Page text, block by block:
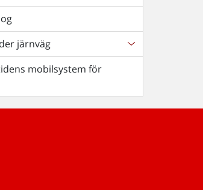
järnväg
mobilsystem för